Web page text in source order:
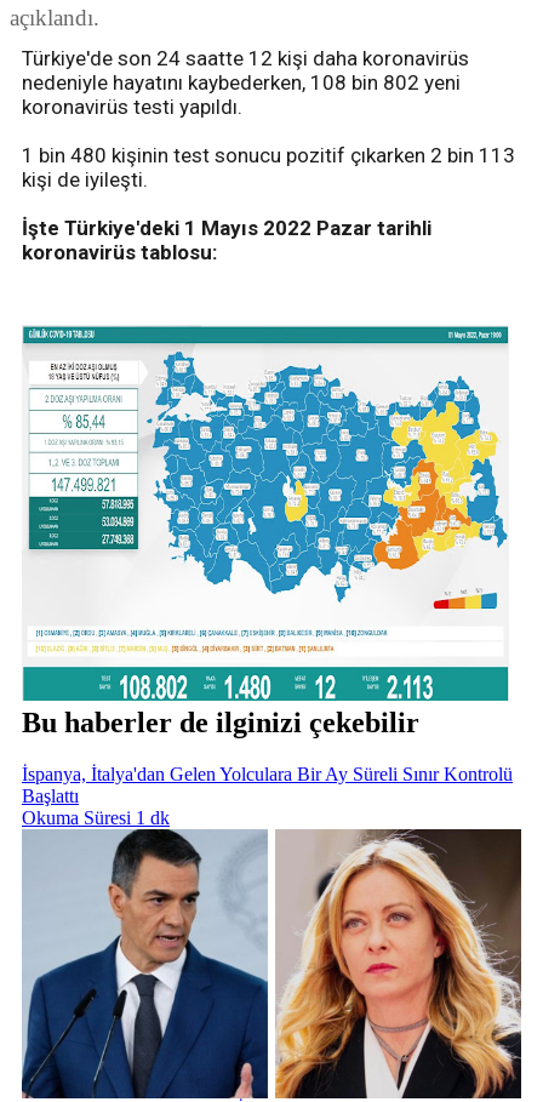
açıklandı.
Türkiye'de son 24 saatte 12 kişi daha koronavirüs
nedeniyle hayatını kaybederken, 108 bin 802 yeni
koronavirüs testi yapıldı.
1 bin 480 kişinin test sonucu pozitif çıkarken 2 bin 113
kişi de iyileşti.
İşte Türkiye'deki 1 Mayıs 2022 Pazar tarihli
koronavirüs tablosu:
Bu haberler de ilginizi çekebilir
İspanya, İtalya'dan Gelen Yolculara Bir Ay Süreli Sınır Kontrolü
Başlattı
Okuma Süresi 1 dk